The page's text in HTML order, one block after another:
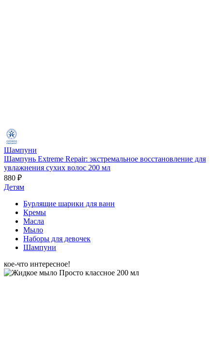
Шампуни
Шампунь Extreme Repair: экстремальное восстановление для
увлажнения сухих волос 200 мл
880 ₽
Детям
Бурлящие шарики для ванн
Кремы
Масла
Мыло
Наборы для девочек
Шампуни
кое-что интересное!